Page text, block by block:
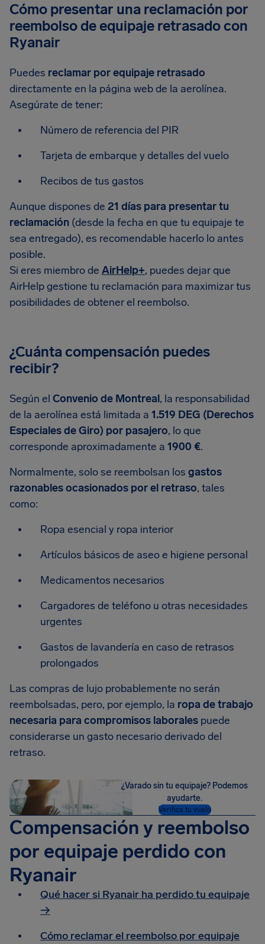
Cómo presentar una reclamación por
reembolso de equipaje retrasado con
Ryanair
Puedes reclamar por equipaje retrasado
directamente en la página web de la aerolínea.
Asegúrate de tener:
Número de referencia del PIR
Tarjeta de embarque y detalles del vuelo
Recibos de tus gastos
Aunque dispones de 21 días para presentar tu
reclamación (desde la fecha en que tu equipaje te
sea entregado), es recomendable hacerlo lo antes
posible.
Si eres miembro de AirHelp+, puedes dejar que
AirHelp gestione tu reclamación para maximizar tus
posibilidades de obtener el reembolso.
¿Cuánta compensación puedes
recibir?
Según el Convenio de Montreal, la responsabilidad
de la aerolínea está limitada a 1.519 DEG (Derechos
Especiales de Giro) por pasajero, lo que
corresponde aproximadamente a 1900 €.
Normalmente, solo se reembolsan los gastos
razonables ocasionados por el retraso, tales
como:
Ropa esencial y ropa interior
Artículos básicos de aseo e higiene personal
Medicamentos necesarios
Cargadores de teléfono u otras necesidades
urgentes
Gastos de lavandería en caso de retrasos
prolongados
Las compras de lujo probablemente no serán
reembolsadas, pero, por ejemplo, la ropa de trabajo
necesaria para compromisos laborales puede
considerarse un gasto necesario derivado del
retraso.
¿Varado sin tu equipaje? Podemos
ayudarte.
Verifica tu vuelo
Compensación y reembolso
por equipaje perdido con
Ryanair
Qué hacer si Ryanair ha perdido tu equipaje
→
Cómo reclamar el reembolso por equipaje